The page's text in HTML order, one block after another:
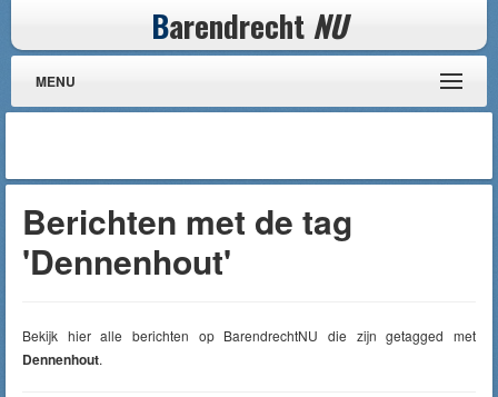
Barendrecht NU
MENU
Berichten met de tag
'Dennenhout'
Bekijk hier alle berichten op BarendrechtNU die zijn getagged met
Dennenhout.